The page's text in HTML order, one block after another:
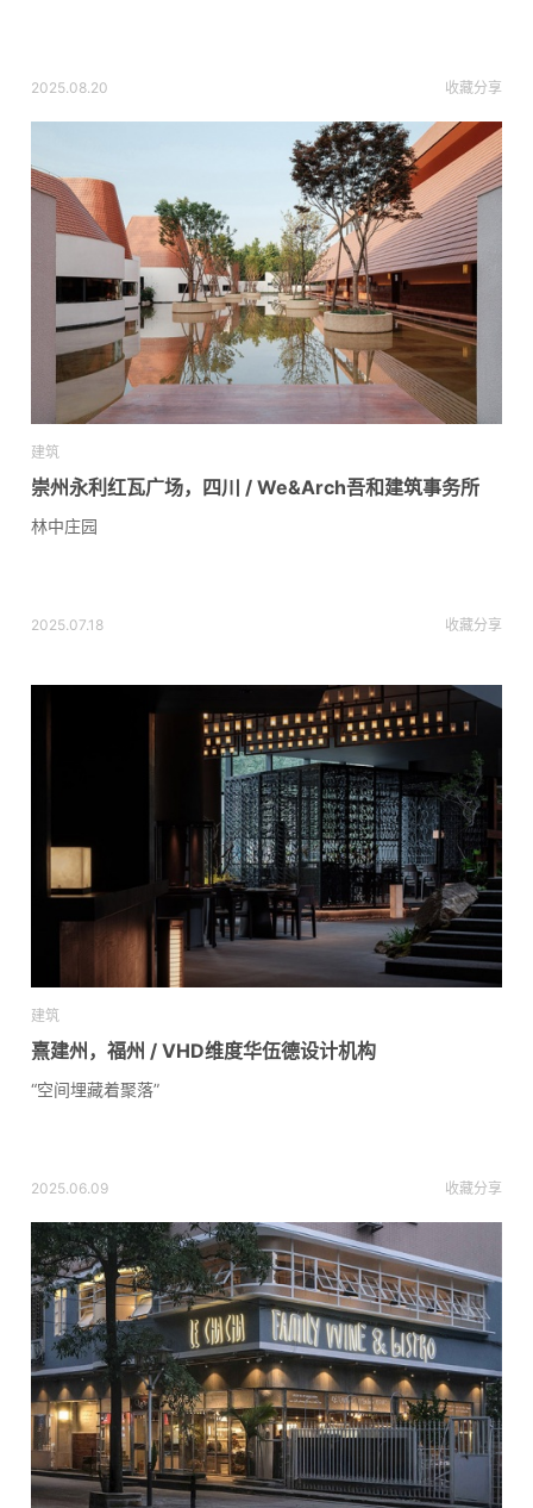
2025.08.20 收藏分享
建筑
崇州永利红瓦广场，四川 / We&Arch吾和建筑事务所
林中庄园
2025.07.18 收藏分享
建筑
熹建州，福州 / VHD维度华伍德设计机构
“空间埋藏着聚落”
2025.06.09 收藏分享